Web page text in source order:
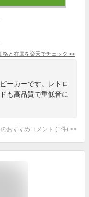
格と在庫を楽天でチェック >>
ーカーです。レトロ
も高品質で重低音に
おすすめコメント (1 件) >